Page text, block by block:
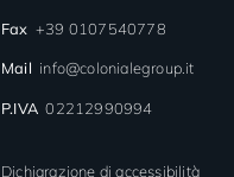
Fax +39 0107540778
Mail info@colonialegroup.it
P.IVA 02212990994
Dichiarazione di accessibilità